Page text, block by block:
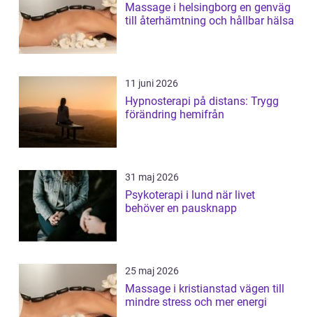
Massage i helsingborg en genväg
till återhämtning och hållbar hälsa
11 juni 2026
Hypnosterapi på distans: Trygg
förändring hemifrån
31 maj 2026
Psykoterapi i lund när livet
behöver en pausknapp
25 maj 2026
Massage i kristianstad vägen till
mindre stress och mer energi